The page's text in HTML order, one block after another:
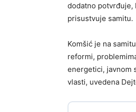
dodatno potvrđuje,
prisustvuje samitu.
Komšić je na
reformi,
energetici, javnom
vlasti, uvedena